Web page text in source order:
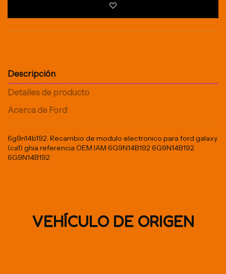
Descripción
Detalles de producto
Acerca de Ford
6g9n14b192. Recambio de modulo electronico para ford galaxy
(ca1) ghia referencia OEM IAM 6G9N14B192 6G9N14B192
6G9N14B192
VEHÍCULO DE ORIGEN